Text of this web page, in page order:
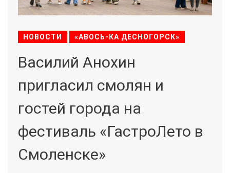
НОВОСТИ «АВОСЬ-КА ДЕСНОГОРСК»
Василий Анохин
пригласил смолян и
гостей города на
фестиваль «ГастроЛето в
Смоленске»